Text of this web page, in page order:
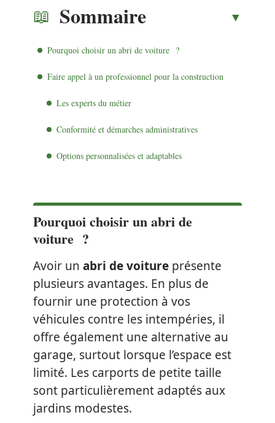
Sommaire
Pourquoi choisir un abri de voiture ?
Faire appel à un professionnel pour la construction
Les experts du métier
Conformité et démarches administratives
Options personnalisées et adaptables
Pourquoi choisir un abri de
voiture ?
Avoir un abri de voiture présente
plusieurs avantages. En plus de
fournir une protection à vos
véhicules contre les intempéries, il
offre également une alternative au
garage, surtout lorsque l’espace est
limité. Les carports de petite taille
sont particulièrement adaptés aux
jardins modestes.